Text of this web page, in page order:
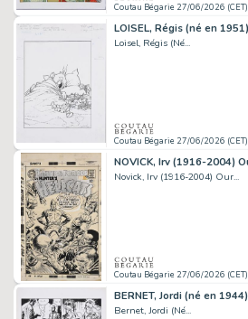
Coutau Bégarie 27/06/2026 (CET)
Loisel, Régis (Né...
Coutau Bégarie 27/06/2026 (CET)
Novick, Irv (1916-2004) Our...
Coutau Bégarie 27/06/2026 (CET)
Bernet, Jordi (Né...